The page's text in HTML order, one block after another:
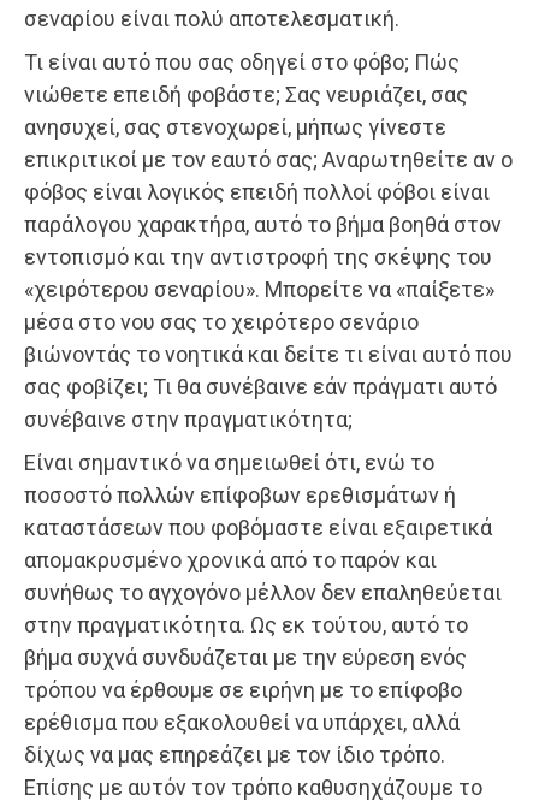
σεναρίου είναι πολύ αποτελεσματική.
Τι είναι αυτό που σας οδηγεί στο φόβο; Πώς
νιώθετε επειδή φοβάστε; Σας νευριάζει, σας
ανησυχεί, σας στενοχωρεί, μήπως γίνεστε
επικριτικοί με τον εαυτό σας; Αναρωτηθείτε αν ο
φόβος είναι λογικός επειδή πολλοί φόβοι είναι
παράλογου χαρακτήρα, αυτό το βήμα βοηθά στον
εντοπισμό και την αντιστροφή της σκέψης του
«χειρότερου σεναρίου». Μπορείτε να «παίξετε»
μέσα στο νου σας το χειρότερο σενάριο
βιώνοντάς το νοητικά και δείτε τι είναι αυτό που
σας φοβίζει; Τι θα συνέβαινε εάν πράγματι αυτό
συνέβαινε στην πραγματικότητα;
Είναι σημαντικό να σημειωθεί ότι, ενώ το
ποσοστό πολλών επίφοβων ερεθισμάτων ή
καταστάσεων που φοβόμαστε είναι εξαιρετικά
απομακρυσμένο χρονικά από το παρόν και
συνήθως το αγχογόνο μέλλον δεν επαληθεύεται
στην πραγματικότητα. Ως εκ τούτου, αυτό το
βήμα συχνά συνδυάζεται με την εύρεση ενός
τρόπου να έρθουμε σε ειρήνη με το επίφοβο
ερέθισμα που εξακολουθεί να υπάρχει, αλλά
δίχως να μας επηρεάζει με τον ίδιο τρόπο.
Επίσης με αυτόν τον τρόπο καθυσηχάζουμε το